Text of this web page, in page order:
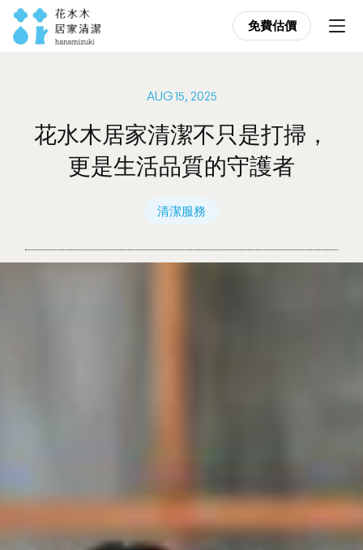
免費估價
免費估價
AUG 15, 2025
花水木居家清潔不只是打掃，
更是生活品質的守護者
清潔服務